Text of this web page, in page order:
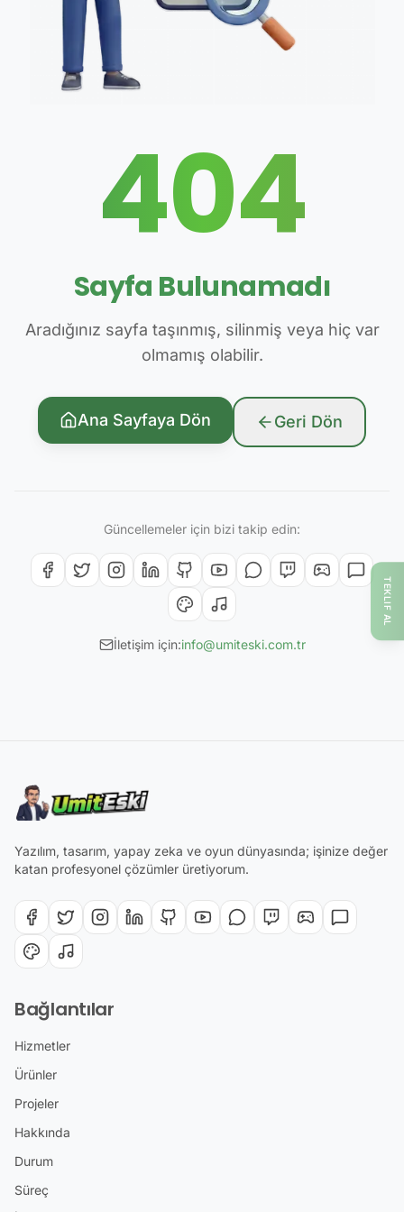
404
Sayfa Bulunamadı
Aradığınız sayfa taşınmış, silinmiş veya hiç var
olmamış olabilir.
Ana Sayfaya Dön Geri Dön
Güncellemeler için bizi takip edin:
İletişim için:info@umiteski.com.tr
Yazılım, tasarım, yapay zeka ve oyun dünyasında; işinize değer
katan profesyonel çözümler üretiyorum.
Bağlantılar
Hizmetler
Ürünler
Projeler
Hakkında
Durum
Süreç
TEKLIF AL